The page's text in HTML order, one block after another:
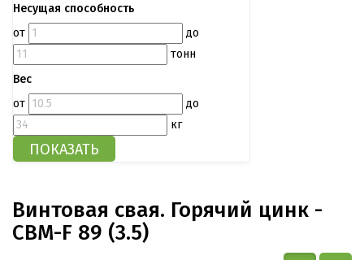
Несущая способность
от
до
тонн
Вес
от
до
кг
Винтовая свая. Горячий цинк -
СВМ-F 89 (3.5)